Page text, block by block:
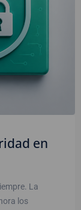
en
La
los